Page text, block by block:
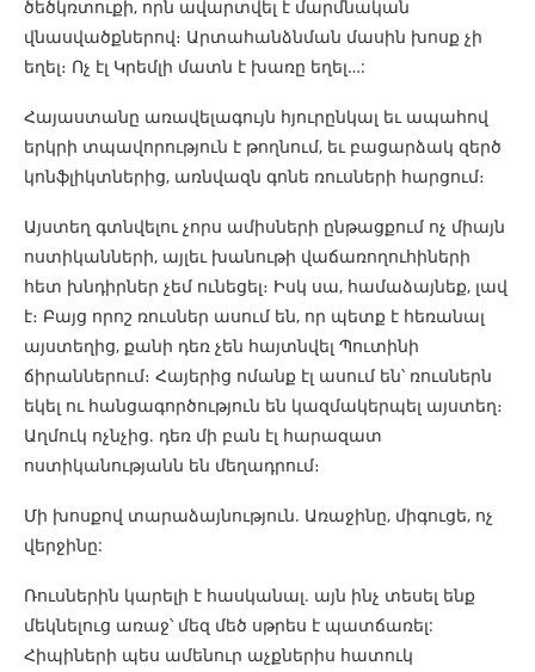
ծեծկռտուքի, որն ավարտվել է մարմնական
վնասվածքներով։ Արտահանձնման մասին խոսք չի
եղել։ Ոչ էլ Կրեմլի մատն է խառը եղել…:
Հայաստանը առավելագույն հյուրընկալ եւ ապահով
երկրի տպավորություն է թողնում, եւ բացարձակ զերծ
կոնֆլիկտներից, առնվազն գոնե ռուսների հարցում։
Այստեղ գտնվելու չորս ամիսների ընթացքում ոչ միայն
ոստիկանների, այլեւ խանութի վաճառողուհիների
հետ խնդիրներ չեմ ունեցել։ Իսկ սա, համաձայնեք, լավ
է։ Բայց որոշ ռուսներ ասում են, որ պետք է հեռանալ
այստեղից, քանի դեռ չեն հայտնվել Պուտինի
ճիրաններում։ Հայերից ոմանք էլ ասում են՝ ռուսներն
եկել ու հանցագործություն են կազմակերպել այստեղ։
Աղմուկ ոչնչից. դեռ մի բան էլ հարազատ
ոստիկանությանն են մեղադրում։
Մի խոսքով տարաձայնություն. Առաջինը, միգուցե, ոչ
վերջինը:
Ռուսներին կարելի է հասկանալ. այն ինչ տեսել ենք
մեկնելուց առաջ՝ մեզ մեծ սթրես է պատճառել:
Հիպիների պես ամենուր աչքներիս հատուկ